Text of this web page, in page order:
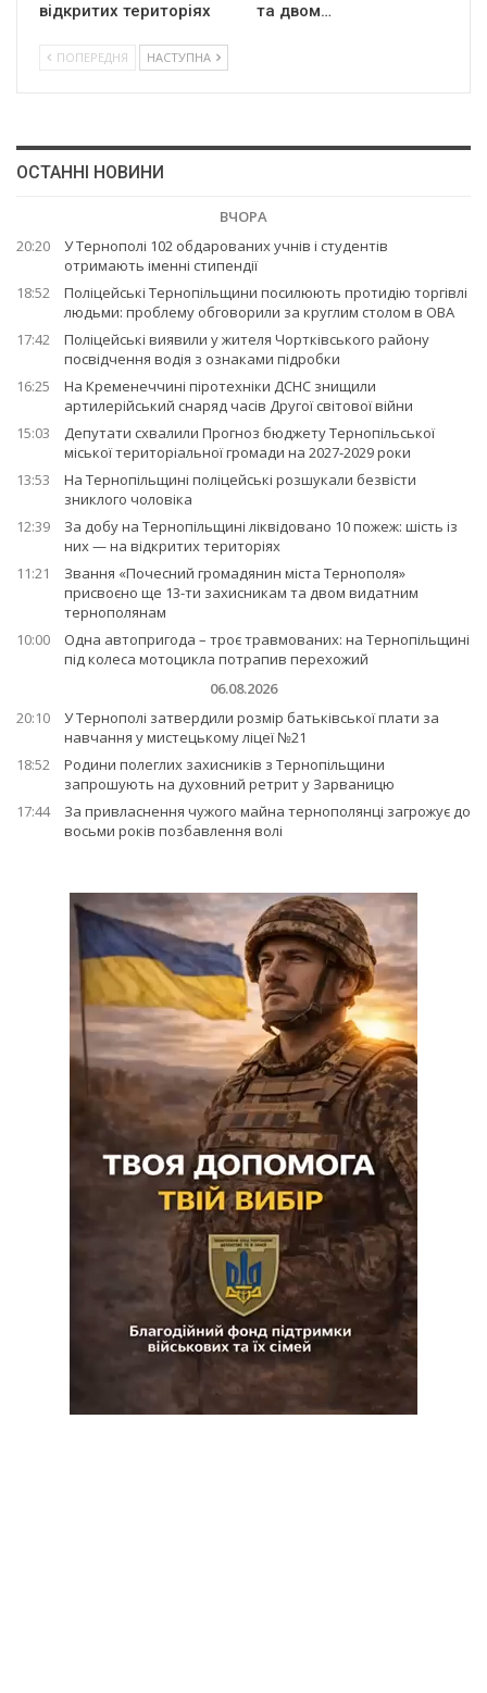
відкритих територіях
та двом…
ПОПЕРЕДНЯ НАСТУПНА
ОСТАННІ НОВИНИ
ВЧОРА
20:20
У Тернополі 102 обдарованих учнів і студентів
отримають іменні стипендії
18:52
Поліцейські Тернопільщини посилюють протидію торгівлі
людьми: проблему обговорили за круглим столом в ОВА
17:42
Поліцейські виявили у жителя Чортківського району
посвідчення водія з ознаками підробки
16:25
На Кременеччині піротехніки ДСНС знищили
артилерійський снаряд часів Другої світової війни
15:03
Депутати схвалили Прогноз бюджету Тернопільської
міської територіальної громади на 2027-2029 роки
13:53
На Тернопільщині поліцейські розшукали безвісти
зниклого чоловіка
12:39
За добу на Тернопільщині ліквідовано 10 пожеж: шість із
них — на відкритих територіях
11:21
Звання «Почесний громадянин міста Тернополя»
присвоєно ще 13-ти захисникам та двом видатним
тернополянам
10:00
Одна автопригода – троє травмованих: на Тернопільщині
під колеса мотоцикла потрапив перехожий
06.08.2026
20:10
У Тернополі затвердили розмір батьківської плати за
навчання у мистецькому ліцеї №21
18:52
Родини полеглих захисників з Тернопільщини
запрошують на духовний ретрит у Зарваницю
17:44
За привласнення чужого майна тернополянці загрожує до
восьми років позбавлення волі